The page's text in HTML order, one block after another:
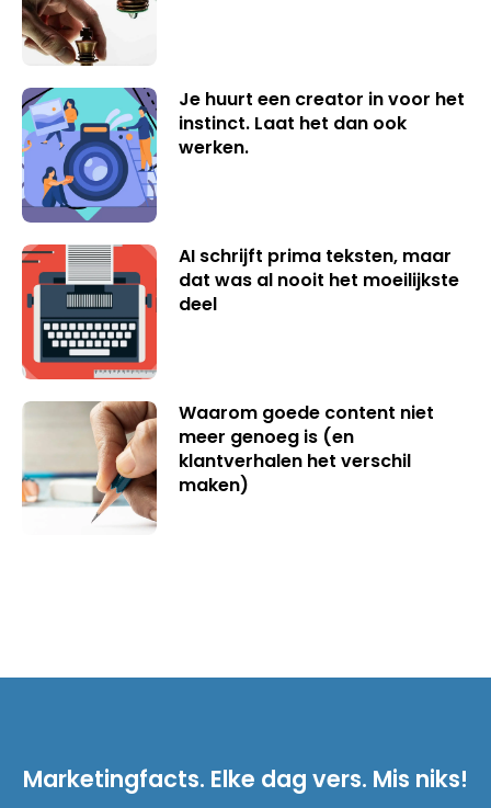
Je huurt een creator in voor het
instinct. Laat het dan ook
werken.
AI schrijft prima teksten, maar
dat was al nooit het moeilijkste
deel
Waarom goede content niet
meer genoeg is (en
klantverhalen het verschil
maken)
Marketingfacts. Elke dag vers. Mis niks!